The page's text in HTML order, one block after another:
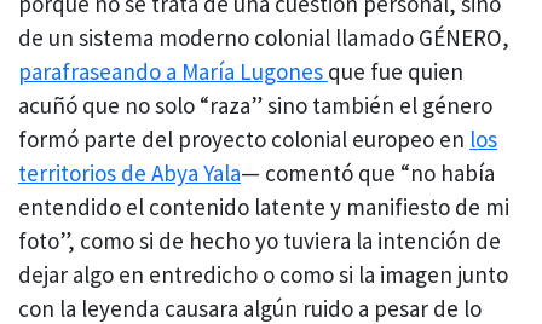
de un sistema moderno colonial llamado GÉNERO,
parafraseando a María Lugones que fue quien
acuñó que no solo “raza” sino también el género
formó parte del proyecto colonial europeo en los
territorios de Abya Yala— comentó que “no había
entendido el contenido latente y manifiesto de mi
foto”, como si de hecho yo tuviera la intención de
dejar algo en entredicho o como si la imagen junto
con la leyenda causara algún ruido a pesar de lo